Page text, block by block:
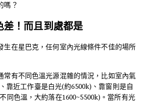
嗎？
差！而且到處都是
生在星巴克，任何室內光線條件不佳的場所
常有不同色溫光源混雜的情況，比如室內氣
靠近工作臺是白光(約6500k)、靠窗則是自
同色溫，大約落在1600~5500k)。當所有光